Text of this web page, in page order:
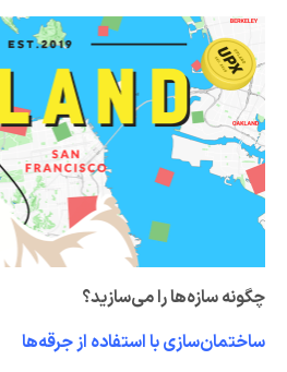
چگونه سازه‌ها را می‌سازید؟
ساختمان‌سازی با استفاده از جرقه‌ها